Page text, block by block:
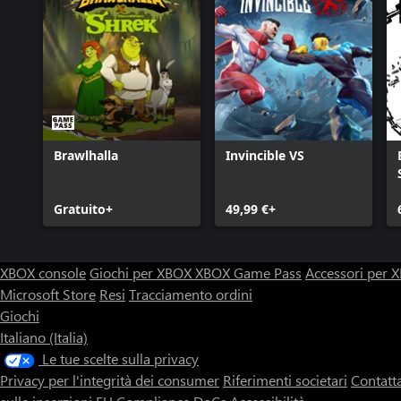
Sheeva
Sindel
Sonya Blade: Giochi di Guerra
Spawn
Terminator T-800
Mortal Kombat 11 Kombat Pack 1
Mileena
Rain
Mortal Kombat 11 Kombat Pack 2
Espansione Mortal Kombat 11: Aftermath
Brawlhalla
Gratuito+
Invincible VS
49,99 €+
XBOX consoleGiochi per XBOXXBOX Game Pass Accessori per
Microsoft Store Resi Tracciamento ordini
Giochi
Italiano (Italia)
Le tue scelte sulla privacy
Privacy per l'integrità dei consumer Riferimenti societari